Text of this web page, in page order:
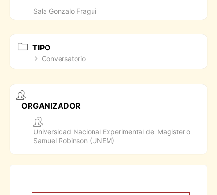
Sala Gonzalo Fragui
TIPO
Conversatorio
ORGANIZADOR
Universidad Nacional Experimental del Magisterio
Samuel Robinson (UNEM)